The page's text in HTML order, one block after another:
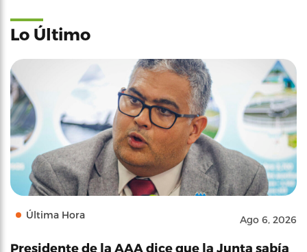
Lo Último
Última Hora Ago 6, 2026
Presidente de la AAA dice que la Junta sabía